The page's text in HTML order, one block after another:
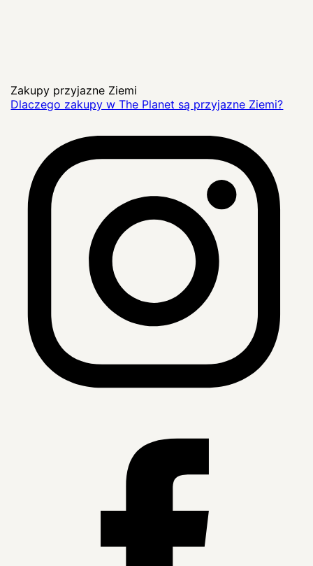
Zakupy przyjazne Ziemi
Dlaczego zakupy w The Planet są przyjazne Ziemi?